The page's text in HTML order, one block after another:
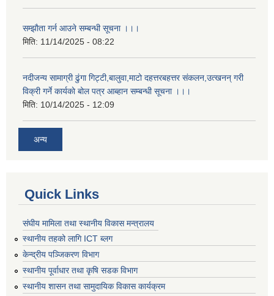
सम्झाैता गर्न आउने सम्बन्धी सूचना ।।।
मिति: 11/14/2025 - 08:22
नदीजन्य सामाग्री ढुंगा गिट्टी,बालुवा,माटो दहत्तरबहत्तर संकलन,उत्खनन् गरी
विक्री गर्ने कार्यकाे बोल पत्र आब्हान सम्बन्धी सूचना ।।।
मिति: 10/14/2025 - 12:09
अन्य
Quick Links
संघीय मामिला तथा स्थानीय विकास मन्त्रालय
स्थानीय तहको लागि ICT ब्लग
केन्द्रीय पञ्जिकरण विभाग
स्थानीय पूर्वाधार तथा कृषि सडक विभाग
स्थानीय शासन तथा सामुदायिक विकास कार्यक्रम